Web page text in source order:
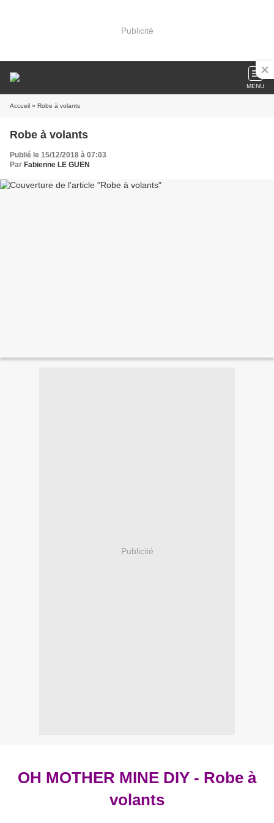
Publicité
MENU
Accueil » Robe à volants
Robe à volants
Publié le 15/12/2018 à 07:03
Par Fabienne LE GUEN
Publicité
OH MOTHER MINE DIY - Robe à
volants